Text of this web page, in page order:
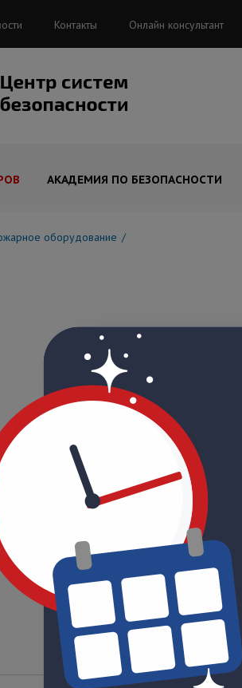
Контакты Онлайн консультант
АКАДЕМИЯ ПО БЕЗОПАСНОСТИ
оборудование